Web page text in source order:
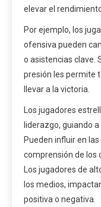
elevar el
Por ejemplo, los
ofensiva pueden
o asistencias clave.
presión les permite
llevar a la victoria.
Los jugadores
liderazgo, guiando
Pueden influir en
comprensión de los
Los jugadores de
los medios,
positiva o negativa.